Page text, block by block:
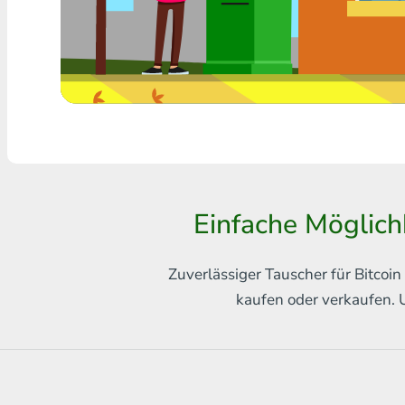
Jede Bank THB
Visa/MasterCard MDL
Visa/MasterCard AMD
Einfache
Zuverlässiger Tauscher für
kaufen oder verkaufen.